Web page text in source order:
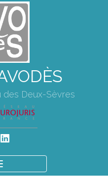
des Deux-Sèvres